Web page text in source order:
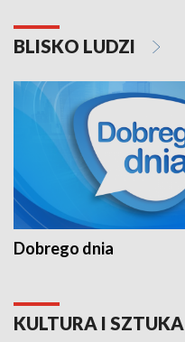
BLISKO LUDZI
Dobrego dnia
KULTURA I SZTUKA